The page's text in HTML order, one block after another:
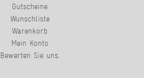
Gutscheine
Wunschliste
Warenkorb
Mein Konto
Bewerten Sie uns.